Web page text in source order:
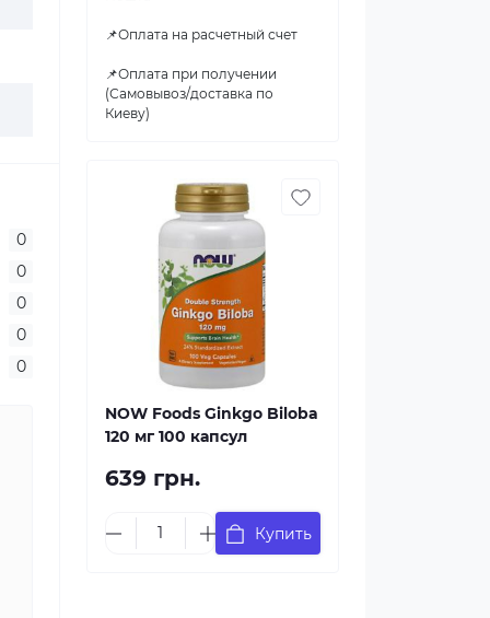
0
0
0
0
0
📌Оплата на расчетный счет
📌Оплата при получении
(Самовывоз/доставка по
Киеву)
NOW Foods Ginkgo Biloba
120 мг 100 капсул
639 грн.
Купить